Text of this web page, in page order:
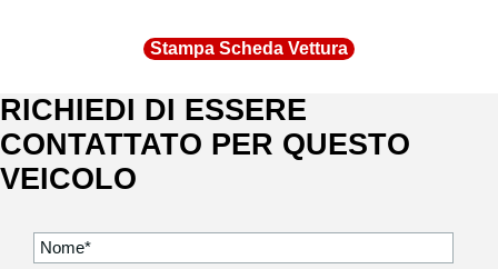
Stampa Scheda Vettura
RICHIEDI DI ESSERE
CONTATTATO PER QUESTO
VEICOLO